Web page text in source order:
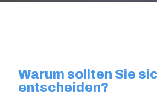
Warum sollten Sie
entscheiden?